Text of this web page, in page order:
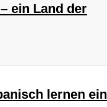
ein Land der
lernen ein